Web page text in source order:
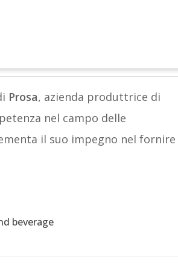
Prosa, azienda produttrice di
nel campo delle
il suo impegno nel fornire
beverage